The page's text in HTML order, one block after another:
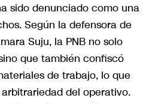
sido denunciado como una
Según la defensora de
Suju, la PNB no solo
que también confiscó
de trabajo, lo que
del operativo.